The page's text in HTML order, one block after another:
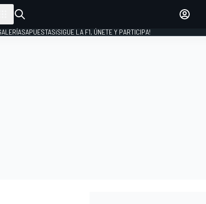
APUESTAS¡SIGUE LA F1, ÚNETE Y PARTICIPA!